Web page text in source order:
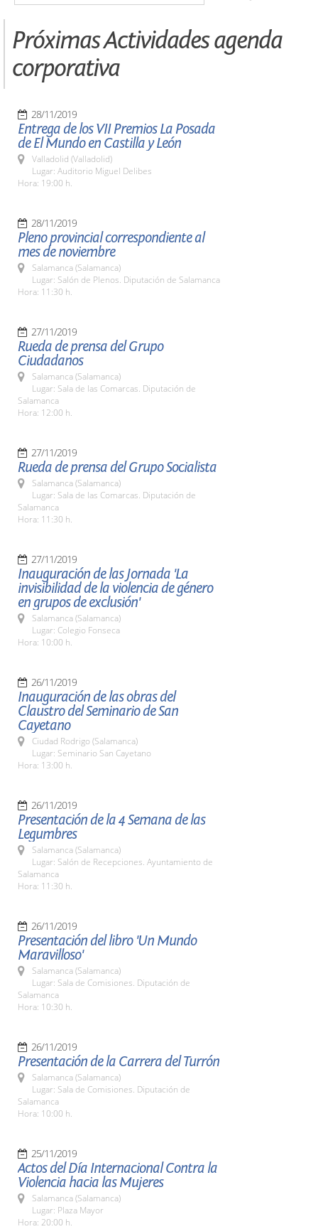
Próximas Actividades agenda
corporativa
28/11/2019
Entrega de los VII Premios La Posada
de El Mundo en Castilla y León
Valladolid (Valladolid)
Lugar: Auditorio Miguel Delibes
Hora: 19:00 h.
28/11/2019
Pleno provincial correspondiente al
mes de noviembre
Salamanca (Salamanca)
Lugar: Salón de Plenos. Diputación de Salamanca
Hora: 11:30 h.
27/11/2019
Rueda de prensa del Grupo
Ciudadanos
Salamanca (Salamanca)
Lugar: Sala de las Comarcas. Diputación de
Salamanca
Hora: 12:00 h.
27/11/2019
Rueda de prensa del Grupo Socialista
Salamanca (Salamanca)
Lugar: Sala de las Comarcas. Diputación de
Salamanca
Hora: 11:30 h.
27/11/2019
Inauguración de las Jornada 'La
invisibilidad de la violencia de género
en grupos de exclusión'
Salamanca (Salamanca)
Lugar: Colegio Fonseca
Hora: 10:00 h.
26/11/2019
Inauguración de las obras del
Claustro del Seminario de San
Cayetano
Ciudad Rodrigo (Salamanca)
Lugar: Seminario San Cayetano
Hora: 13:00 h.
26/11/2019
Presentación de la 4 Semana de las
Legumbres
Salamanca (Salamanca)
Lugar: Salón de Recepciones. Ayuntamiento de
Salamanca
Hora: 11:30 h.
26/11/2019
Presentación del libro 'Un Mundo
Maravilloso'
Salamanca (Salamanca)
Lugar: Sala de Comisiones. Diputación de
Salamanca
Hora: 10:30 h.
26/11/2019
Presentación de la Carrera del Turrón
Salamanca (Salamanca)
Lugar: Sala de Comisiones. Diputación de
Salamanca
Hora: 10:00 h.
25/11/2019
Actos del Día Internacional Contra la
Violencia hacia las Mujeres
Salamanca (Salamanca)
Lugar: Plaza Mayor
Hora: 20:00 h.